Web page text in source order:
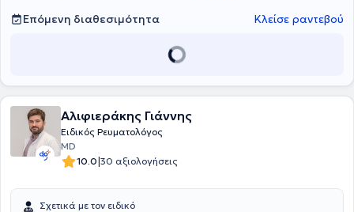
Επόμενη διαθεσιμότητα Κλείσε ραντεβού
Αλιφιεράκης Γιάννης
Ειδικός Ρευματολόγος
MD
10.0|30 αξιολογήσεις
Σχετικά με τον ειδικό